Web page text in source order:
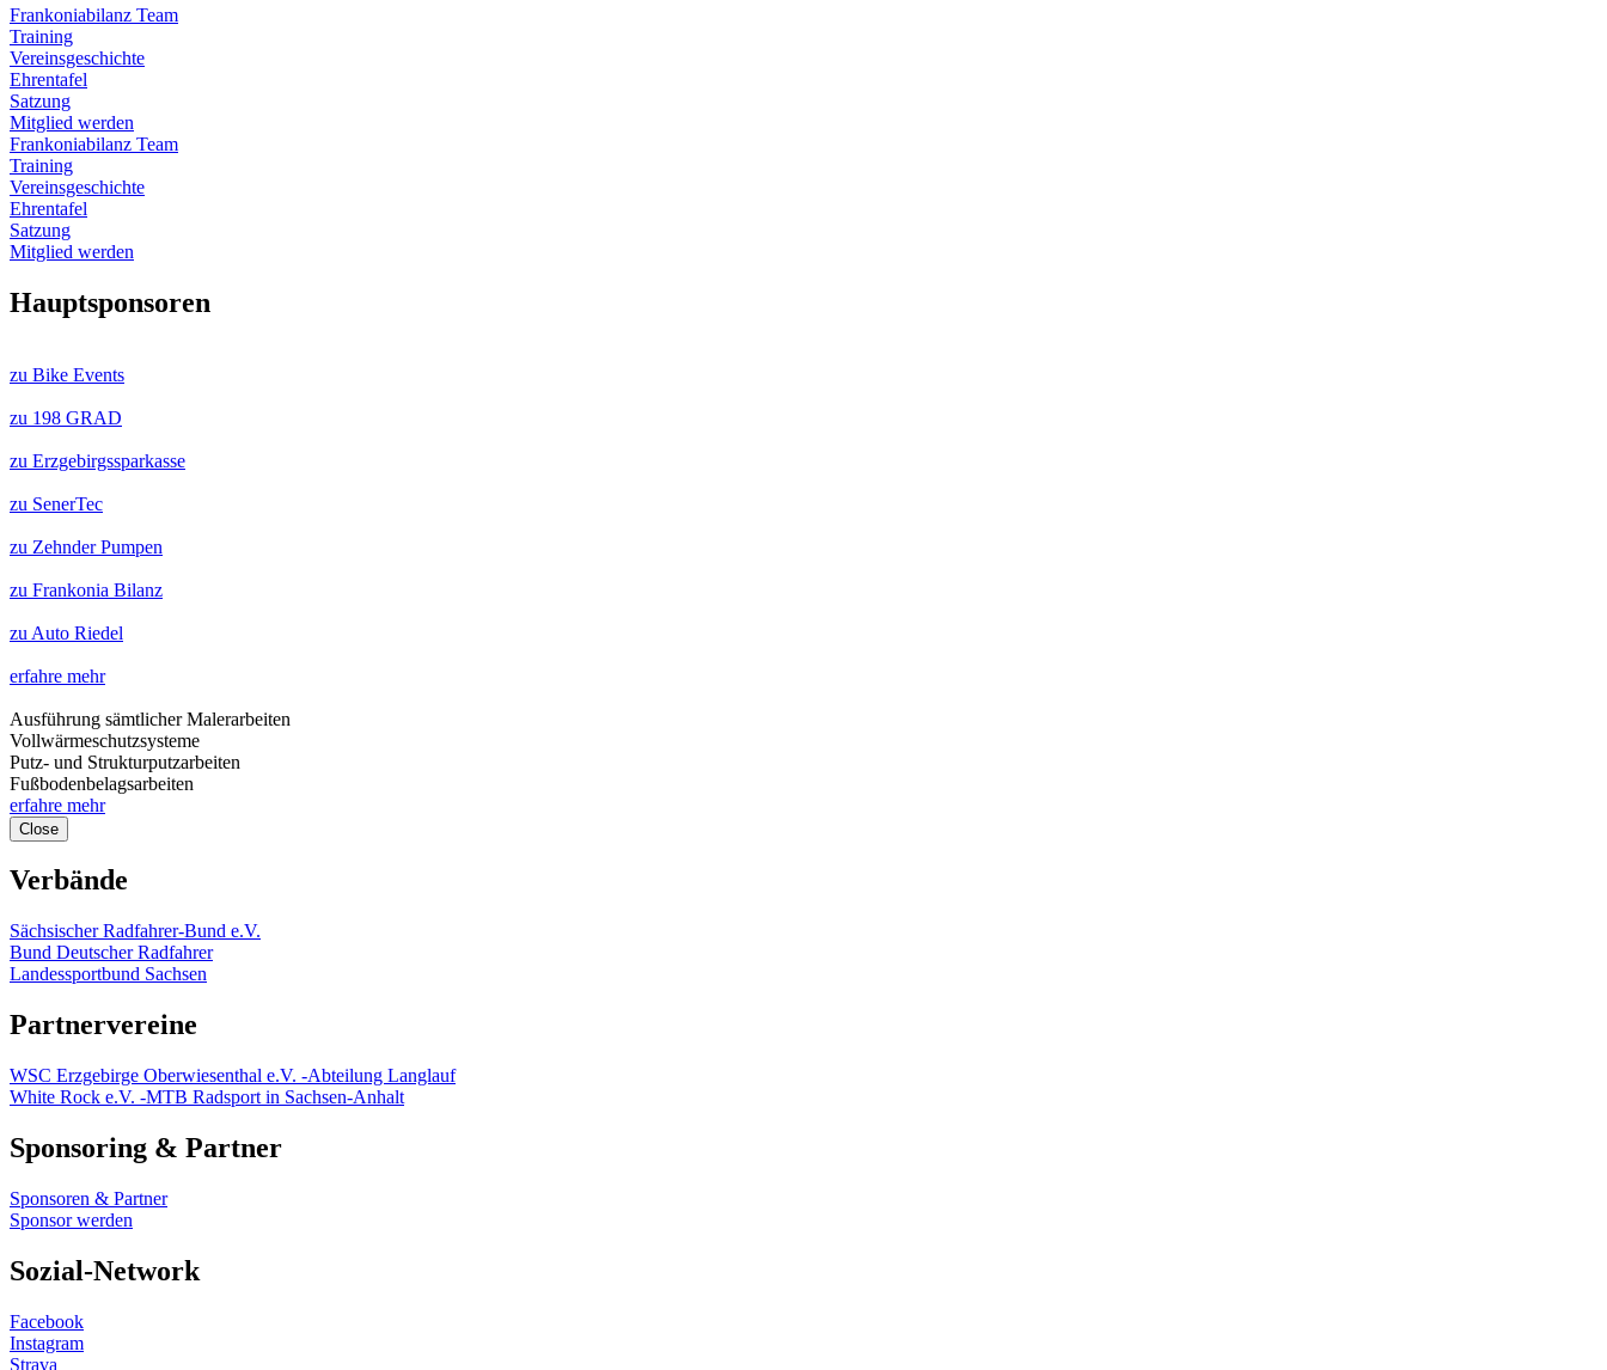
Frankoniabilanz Team
Training
Vereinsgeschichte
Ehrentafel
Satzung
Mitglied werden
Frankoniabilanz Team
Training
Vereinsgeschichte
Ehrentafel
Satzung
Mitglied werden
Hauptsponsoren
zu Bike Events
zu 198 GRAD
zu Erzgebirgssparkasse
zu SenerTec
zu Zehnder Pumpen
zu Frankonia Bilanz
zu Auto Riedel
erfahre mehr
Ausführung sämtlicher Malerarbeiten
Vollwärmeschutzsysteme
Putz- und Strukturputzarbeiten
Fußbodenbelagsarbeiten
erfahre mehr
Close
Verbände
Sächsischer Radfahrer-Bund e.V.
Bund Deutscher Radfahrer
Landessportbund Sachsen
Partnervereine
WSC Erzgebirge Oberwiesenthal e.V. -Abteilung Langlauf
White Rock e.V. -MTB Radsport in Sachsen-Anhalt
Sponsoring & Partner
Sponsoren & Partner
Sponsor werden
Sozial-Network
Facebook
Instagram
Strava